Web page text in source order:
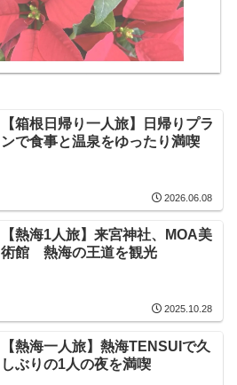
【箱根日帰り一人旅】日帰りプラ
ンで食事と温泉をゆったり満喫
2026.06.08
【熱海1人旅】来宮神社、MOA美
術館 熱海の王道を観光
2025.10.28
【熱海一人旅】熱海TENSUIで久
しぶりの1人の夜を満喫